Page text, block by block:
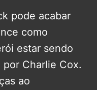
pode acabar
como
estar sendo
Charlie Cox.
ao